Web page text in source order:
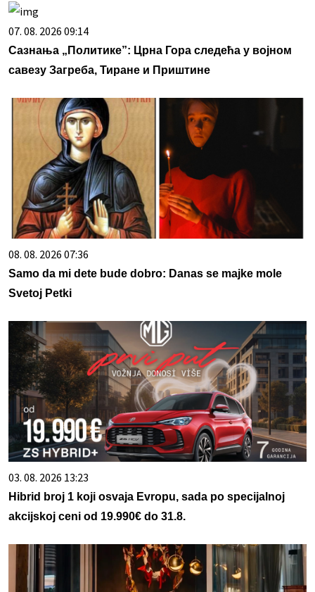
07. 08. 2026 09:14
Сазнања „Политике”: Црна Гора следећа у војном
савезу Загреба, Тиране и Приштине
08. 08. 2026 07:36
Samo da mi dete bude dobro: Danas se majke mole
Svetoj Petki
03. 08. 2026 13:23
Hibrid broj 1 koji osvaja Evropu, sada po specijalnoj
akcijskoj ceni od 19.990€ do 31.8.